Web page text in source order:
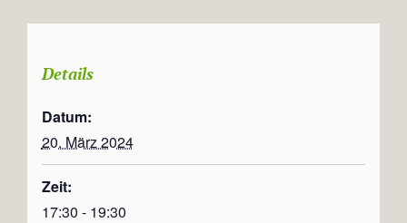
Details
Datum:
20. März 2024
Zeit:
17:30 - 19:30